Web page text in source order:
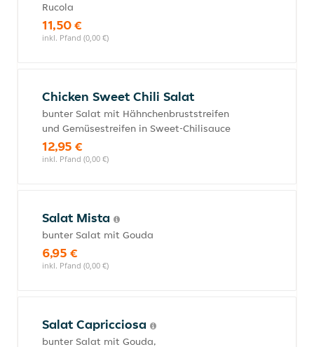
Rucola
11,50 €
inkl. Pfand (0,00 €)
Chicken Sweet Chili Salat
bunter Salat mit Hähnchenbruststreifen
und Gemüsestreifen in Sweet-Chilisauce
12,95 €
inkl. Pfand (0,00 €)
Salat Mista
bunter Salat mit Gouda
6,95 €
inkl. Pfand (0,00 €)
Salat Capricciosa
bunter Salat mit Gouda,